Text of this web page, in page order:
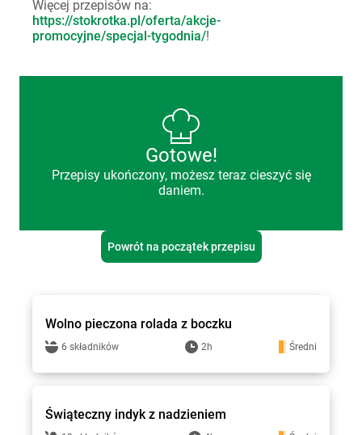
Więcej przepisów na:
https://stokrotka.pl/oferta/akcje-
promocyjne/specjal-tygodnia/!
Gotowe!
Przepisy ukończony, możesz teraz cieszyć się
daniem.
Powrót na początek przepisu
Wolno pieczona rolada z boczku
6 składników 2h Średni
Stokrotka - przepisy
Świąteczny indyk z nadzieniem